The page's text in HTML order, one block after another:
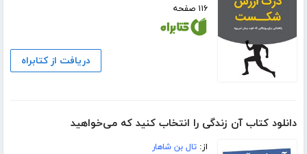
۱۱۶ صفحه
دریافت از کتابراه
دانلود کتاب آن زندگی را انتخاب کنید که می‌خواهید
از:تال بن شاهار